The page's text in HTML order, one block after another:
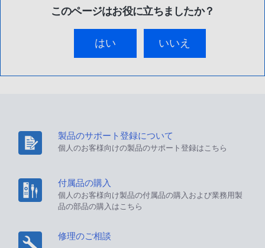
このページはお役に立ちましたか？
はい いいえ
製品のサポート登録について
個人のお客様向けの製品のサポート登録はこちら
付属品の購入
個人のお客様向け製品の付属品の購入および業務用製
品の部品の購入はこちら
修理のご相談